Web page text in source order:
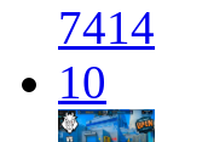
7414
10